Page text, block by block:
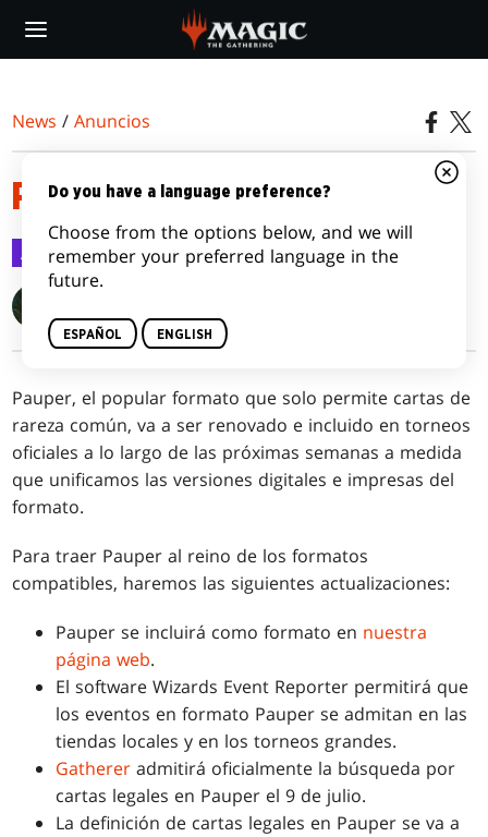
main
News /Anuncios
PAUPER LLEGA AL PAPEL
Anuncios 28 jun 2019
Pauper, el popular formato que solo permite cartas de
rareza común, va a ser renovado e incluido en torneos
oficiales a lo largo de las próximas semanas a medida
que unificamos las versiones digitales e impresas del
formato.
Para traer Pauper al reino de los formatos
compatibles, haremos las siguientes actualizaciones:
Pauper se incluirá como formato en nuestra
página web.
El software Wizards Event Reporter permitirá que
los eventos en formato Pauper se admitan en las
tiendas locales y en los torneos grandes.
Gatherer admitirá oficialmente la búsqueda por
cartas legales en Pauper el 9 de julio.
La definición de cartas legales en Pauper se va a
Do you have a language preference?
Choose from the options below, and we will
remember your preferred language in the
future.
ESPAÑOL ENGLISH